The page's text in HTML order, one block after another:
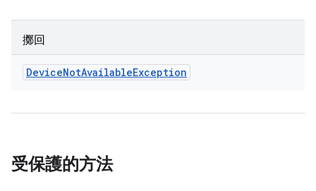
擲回
DeviceNotAvailableException
受保護的方法